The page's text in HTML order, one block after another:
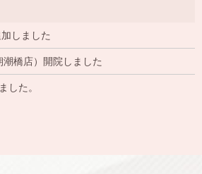
しました
橋店）開院しました
した。